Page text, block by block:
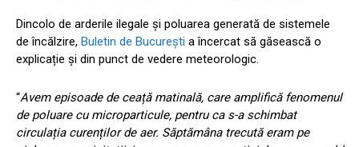
Dincolo de arderile ilegale și poluarea generată de sistemele
de încălzire, Buletin de București a încercat să găsească o
explicație și din punct de vedere meteorologic.
“Avem episoade de ceață matinală, care amplifică fenomenul
de poluare cu microparticule, pentru ca s-a schimbat
circulația curenților de aer. Săptămâna trecută eram pe